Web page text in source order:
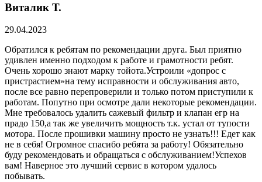
Виталик Т.
29.04.2023
Обратился к ребятам по рекомендации друга. Был приятно
удивлен именно подходом к работе и грамотности ребят.
Очень хорошо знают марку тойота.Устроили «допрос с
пристрастием»на тему исправности и обслуживания авто,
после все равно перепроверили и только потом приступили к
работам. Попутно при осмотре дали некоторые рекомендации.
Мне требовалось удалить сажевый фильтр и клапан егр на
прадо 150,а так же увеличить мощность т.к. устал от тупости
мотора. После прошивки машину просто не узнать!!! Едет как
не в себя! Огромное спасибо ребята за работу! Обязательно
буду рекомендовать и обращаться с обслуживанием!Успехов
вам! Наверное это лучший сервис в котором удалось
побывать.